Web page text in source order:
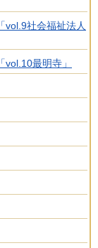
vol.9社会福祉法人
最明寺」